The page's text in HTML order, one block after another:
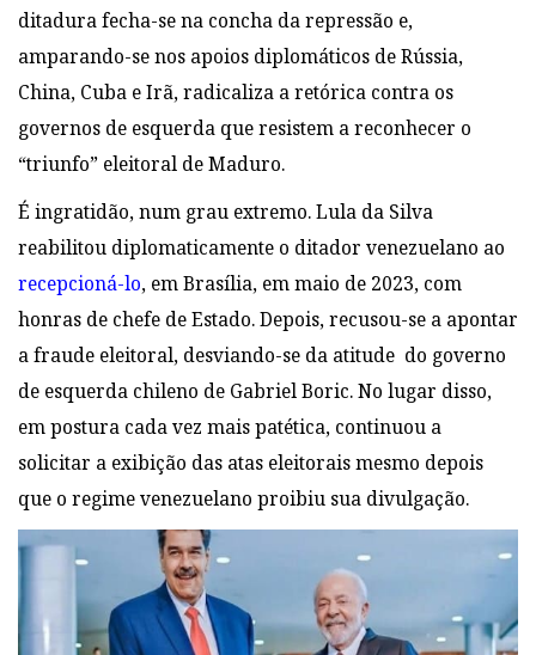
ditadura fecha-se na concha da repressão e,
amparando-se nos apoios diplomáticos de Rússia,
China, Cuba e Irã, radicaliza a retórica contra os
governos de esquerda que resistem a reconhecer o
“triunfo” eleitoral de Maduro.
É ingratidão, num grau extremo. Lula da Silva
reabilitou diplomaticamente o ditador venezuelano ao
recepcioná-lo, em Brasília, em maio de 2023, com
honras de chefe de Estado. Depois, recusou-se a apontar
a fraude eleitoral, desviando-se da atitude do governo
de esquerda chileno de Gabriel Boric. No lugar disso,
em postura cada vez mais patética, continuou a
solicitar a exibição das atas eleitorais mesmo depois
que o regime venezuelano proibiu sua divulgação.